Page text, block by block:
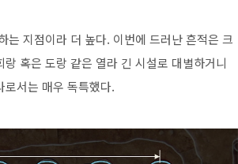
는 지점이라 더 높다. 이번에 드러난 흔적은 크
혹은 도랑 같은 열라 긴 시설로 대별하거니
서는 매우 독특했다.